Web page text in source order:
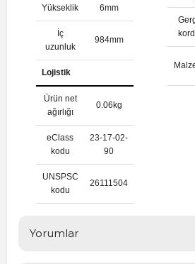
Yükseklik 6mm
İç
uzunluk
984mm
Lojistik
Ürün net
ağırlığı
0.06kg
eClass
kodu
23-17-02-
90
UNSPSC
kodu
26111504
Yorumlar